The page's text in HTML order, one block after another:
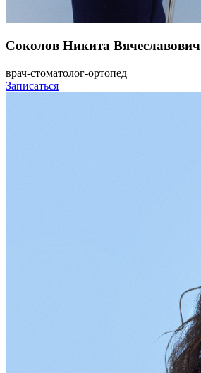
Соколов Никита Вячеславович
врач-стоматолог-ортопед
Записаться